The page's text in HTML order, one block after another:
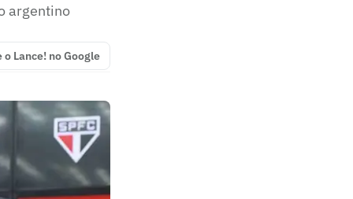
argentino
o Lance! no Google